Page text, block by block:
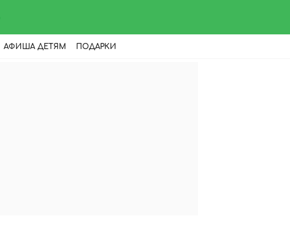
АФИША ДЕТЯМ ПОДАРКИ